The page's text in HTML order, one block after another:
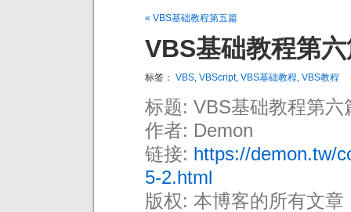
« VBS基础教程第五篇
VBS基础教程第
标签： VBS, VBScript, VBS基础教程, VBS教程
标题: VBS基础教程第六
作者: Demon
链接: https://demon.tw/
5-2.html
版权: 本博客的所有文章